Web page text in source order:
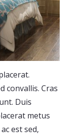
convallis. Cras
Duis
metus
est sed,